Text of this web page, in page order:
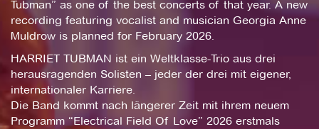
Tubman” as one of the best concerts of that year. A new
recording featuring vocalist and musician Georgia Anne
Muldrow is planned for February 2026.
HARRIET TUBMAN ist ein Weltklasse-Trio aus drei
herausragenden Solisten – jeder der drei mit eigener,
internationaler Karriere.
Die Band kommt nach längerer Zeit mit ihrem neuem
Programm “Electrical Field Of Love” 2026 erstmals